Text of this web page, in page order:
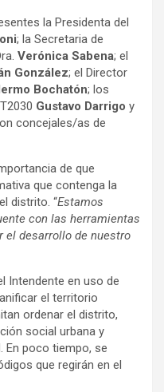
la Presidenta del
; la Secretaria de
Verónica Sabena; el
González; el Director
Bochatón; los
Gustavo Darrigo y
concejales/as de
de que
que contenga la
distrito. “Estamos
con las herramientas
el desarrollo de nuestro
Intendente en uso de
el territorio
ordenar el distrito,
social urbana y
En poco tiempo, se
que regirán en el